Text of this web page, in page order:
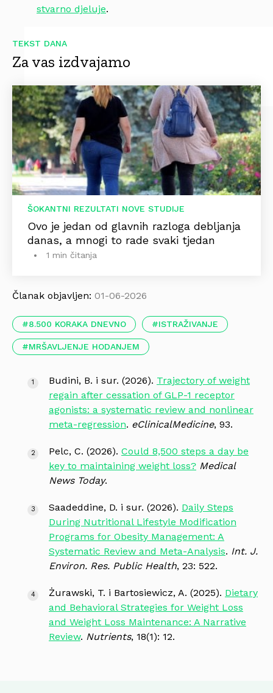
stvarno djeluje.
TEKST DANA
Za vas izdvajamo
ŠOKANTNI REZULTATI NOVE STUDIJE
Ovo je jedan od glavnih razloga debljanja
danas, a mnogi to rade svaki tjedan
1 min čitanja
Članak objavljen: 01-06-2026
8.500 KORAKA DNEVNO ISTRAŽIVANJE
MRŠAVLJENJE HODANJEM
Budini, B. i sur. (2026). Trajectory of weight
regain after cessation of GLP-1 receptor
agonists: a systematic review and nonlinear
meta-regression. eClinicalMedicine, 93.
Pelc, C. (2026). Could 8,500 steps a day be
key to maintaining weight loss? Medical
News Today.
Saadeddine, D. i sur. (2026). Daily Steps
During Nutritional Lifestyle Modification
Programs for Obesity Management: A
Systematic Review and Meta-Analysis. Int. J.
Environ. Res. Public Health, 23: 522.
Żurawski, T. i Bartosiewicz, A. (2025). Dietary
and Behavioral Strategies for Weight Loss
and Weight Loss Maintenance: A Narrative
Review. Nutrients, 18(1): 12.